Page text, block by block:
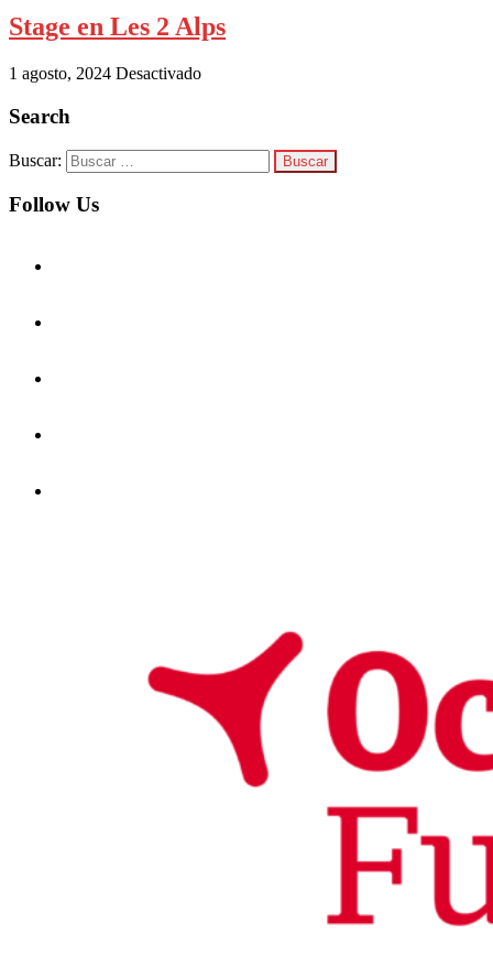
Stage en Les 2 Alps
1 agosto, 2024 Desactivado
Search
Buscar:
Follow Us